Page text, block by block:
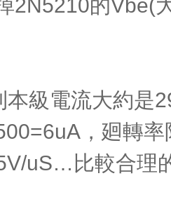
2N5210的Vbe(
本級電流大約是
，廻轉
uS…比較合理